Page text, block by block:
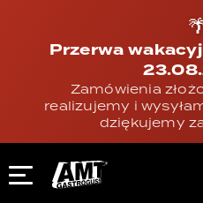
Przerwa
Zamówienia
realizujemy i
dziękujemy